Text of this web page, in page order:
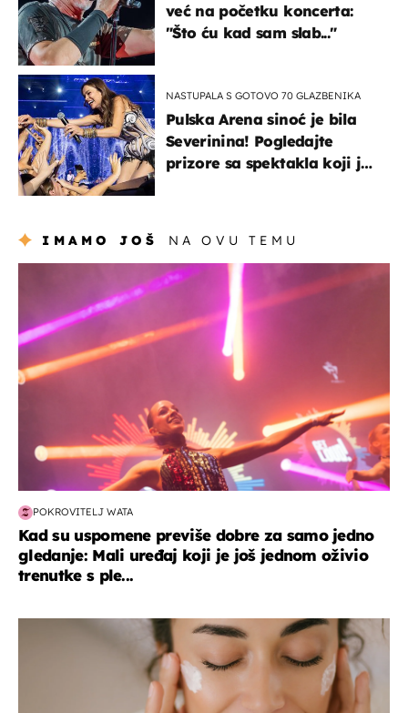
već na početku koncerta:
"Što ću kad sam slab..."
NASTUPALA S GOTOVO 70 GLAZBENIKA
Pulska Arena sinoć je bila
Severinina! Pogledajte
prizore sa spektakla koji je
IMAMO JOŠ NA OVU TEMU
POKROVITELJ WATA
Kad su uspomene previše dobre za samo jedno
gledanje: Mali uređaj koji je još jednom oživio
trenutke s ple...
moda & ljepota